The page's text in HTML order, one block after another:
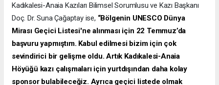
Kadıkalesi-Anaia Kazıları Bilimsel Sorumlusu ve Kazı Başkanı
Doç. Dr. Suna Çağaptay ise, “Bölgenin UNESCO Dünya
Mirası Geçici Listesi'ne alınması için 22 Temmuz’da
başvuru yapmıştım. Kabul edilmesi bizim için çok
sevindirici bir gelişme oldu. Artık Kadıkalesi-Anaia
Höyüğü kazı çalışmaları için yurtdışından daha kolay
sponsor bulabileceğiz. Ayrıca geçici listede olmak